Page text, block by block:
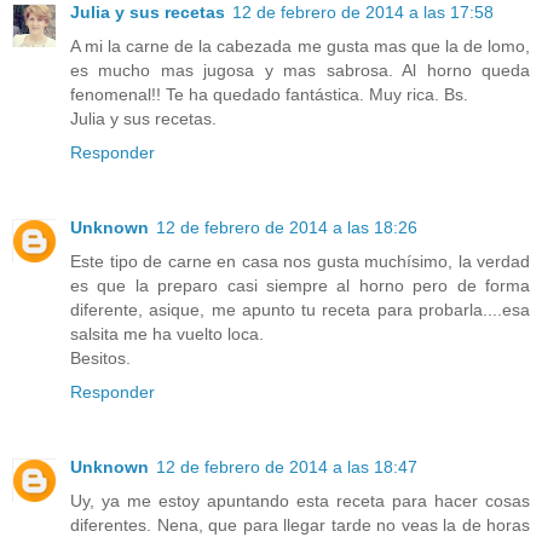
Julia y sus recetas 12 de febrero de 2014 a las 17:58
A mi la carne de la cabezada me gusta mas que la de lomo,
es mucho mas jugosa y mas sabrosa. Al horno queda
fenomenal!! Te ha quedado fantástica. Muy rica. Bs.
Julia y sus recetas.
Responder
Unknown 12 de febrero de 2014 a las 18:26
Este tipo de carne en casa nos gusta muchísimo, la verdad
es que la preparo casi siempre al horno pero de forma
diferente, asique, me apunto tu receta para probarla....esa
salsita me ha vuelto loca.
Besitos.
Responder
Unknown 12 de febrero de 2014 a las 18:47
Uy, ya me estoy apuntando esta receta para hacer cosas
diferentes. Nena, que para llegar tarde no veas la de horas